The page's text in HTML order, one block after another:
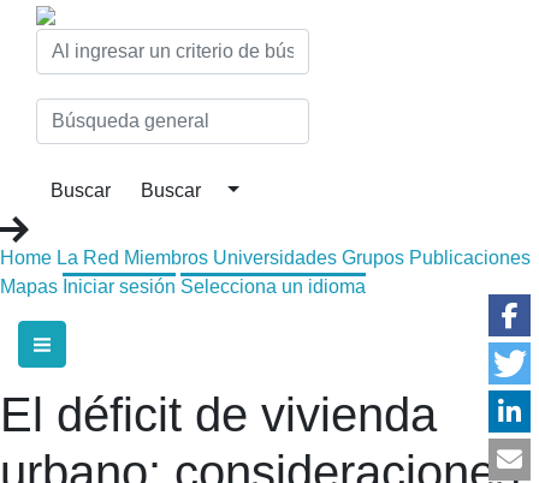
Home La Red Miembros Universidades Grupos Publicaciones
Mapas Iniciar sesión Selecciona un idioma
El déficit de vivienda
urbano: consideraciones